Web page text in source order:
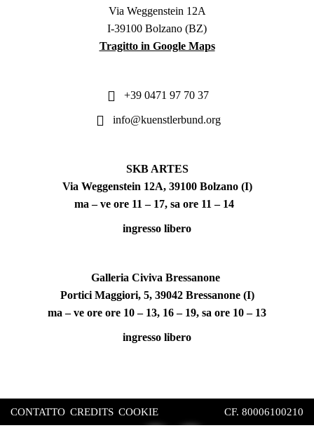
Via Weggenstein 12A
I-39100 Bolzano (BZ)
Tragitto in Google Maps
+39 0471 97 70 37
info@kuenstlerbund.org
SKB ARTES
Via Weggenstein 12A, 39100 Bolzano (I)
ma – ve ore 11 – 17, sa ore 11 – 14
ingresso libero
Galleria Civiva Bressanone
Portici Maggiori, 5, 39042 Bressanone (I)
ma – ve ore ore 10 – 13, 16 – 19, sa ore 10 – 13
ingresso libero
CONTATTO CREDITS COOKIE CF. 80006100210